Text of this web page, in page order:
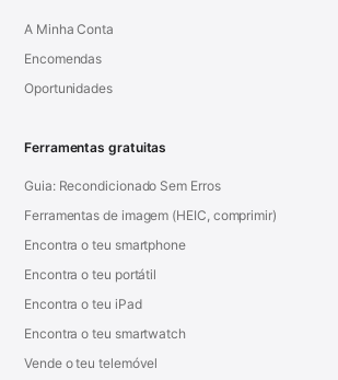
A Minha Conta
Encomendas
Oportunidades
Ferramentas gratuitas
Guia: Recondicionado Sem Erros
Ferramentas de imagem (HEIC, comprimir)
Encontra o teu smartphone
Encontra o teu portátil
Encontra o teu iPad
Encontra o teu smartwatch
Vende o teu telemóvel